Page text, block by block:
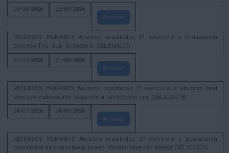
03/08/2026
25/09/2026
Amosar
RECURSOS HUMANOS Anuncio resultados 3º exercicio e finalización
proceso Tec. Sup. Economía (SEL2024007)
31/07/2026
31/08/2026
Amosar
RECURSOS HUMANOS Anuncio resultados 1º exercicio e anuncio final
proceso elaboración listas oficial protección civil (SEL2026016)
24/07/2026
24/08/2026
Amosar
RECURSOS HUMANOS Anuncio resultados 2º exercicio e puntuación
provisional de concurso proceso oficial comercio interior (SEL2023015